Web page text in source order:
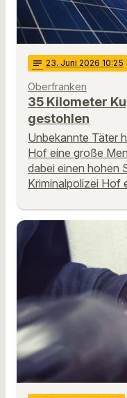
notes 23. Juni 2026 10:25
Oberfranken
35 Kilometer
gestohlen
Unbekannte Täter
Hof eine große
dabei einen hohen
Kriminalpolizei Hof